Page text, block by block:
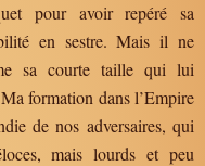
pour avoir repéré sa
en sestre. Mais il ne
sa courte taille qui lui
formation dans l’Empire
de nos adversaires, qui
mais lourds et peu